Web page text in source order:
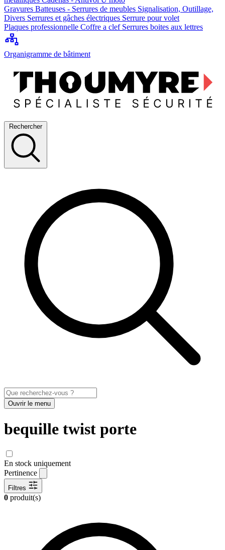
Gravures Batteuses - Serrures de meubles Signalisation, Outillage,
Divers Serrures et gâches électriques Serrure pour volet
Plaques professionnelle Coffre a clef Serrures boites aux lettres
Organigramme de bâtiment
Rechercher
Ouvrir le menu
bequille twist porte
En stock uniquement
Pertinence
Filtres
0 produit(s)